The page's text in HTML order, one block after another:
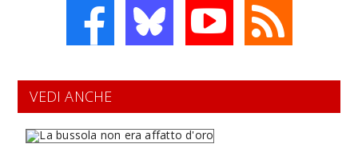
VEDI ANCHE